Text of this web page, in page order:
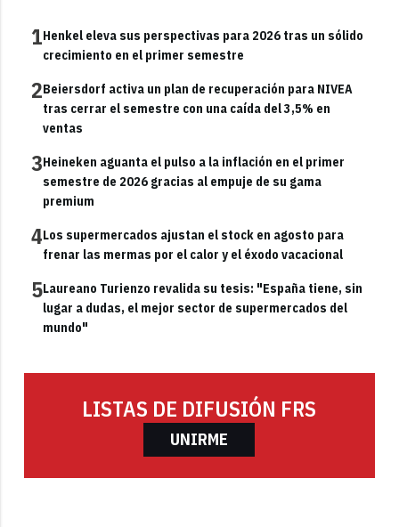
1Henkel eleva sus perspectivas para 2026 tras un sólido
crecimiento en el primer semestre
2Beiersdorf activa un plan de recuperación para NIVEA
tras cerrar el semestre con una caída del 3,5% en
ventas
3Heineken aguanta el pulso a la inflación en el primer
semestre de 2026 gracias al empuje de su gama
premium
4Los supermercados ajustan el stock en agosto para
frenar las mermas por el calor y el éxodo vacacional
5Laureano Turienzo revalida su tesis: "España tiene, sin
lugar a dudas, el mejor sector de supermercados del
mundo"
LISTAS DE DIFUSIÓN FRS
UNIRME